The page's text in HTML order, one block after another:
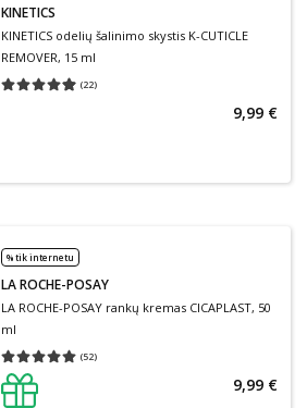
KINETICS
KINETICS odelių šalinimo skystis K-CUTICLE
REMOVER, 15 ml
(22)
Vidutinis įvertinimas 4.95
9,99 €
% tik internetu
LA ROCHE-POSAY
LA ROCHE-POSAY rankų kremas CICAPLAST, 50
ml
(52)
Vidutinis įvertinimas 5.00
9,99 €